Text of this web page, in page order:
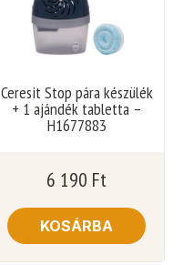
Ceresit Stop pára készülék
+ 1 ajándék tabletta –
H1677883
6 190 Ft
KOSÁRBA